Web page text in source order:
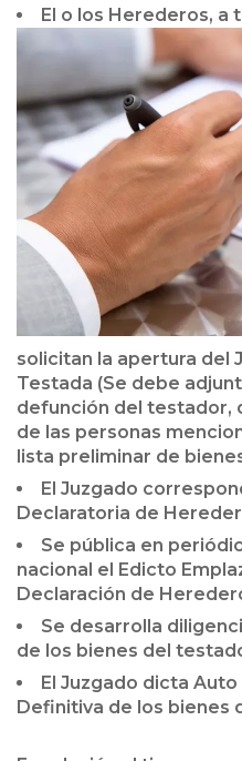
El o los Herederos, a
solicitan la apertura del
Testada (Se debe
defunción del testador,
de las personas
lista preliminar de
El Juzgado
Declaratoria de
Se pública en
nacional el Edicto
Declaración de
Se desarrolla
de los bienes del
El Juzgado dicta
Definitiva de los bienes